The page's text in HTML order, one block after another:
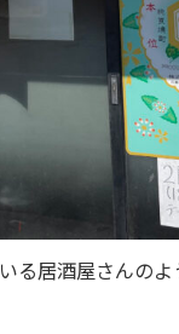
る居酒屋さんの